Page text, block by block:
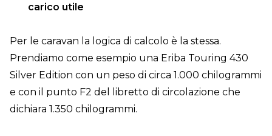
carico utile
Per le caravan la logica di calcolo è la stessa.
Prendiamo come esempio una Eriba Touring 430
Silver Edition con un peso di circa 1.000 chilogrammi
e con il punto F2 del libretto di circolazione che
dichiara 1.350 chilogrammi.